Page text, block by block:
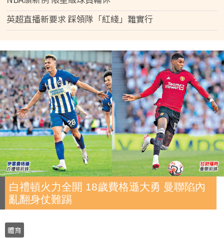
英超直播新要求 踩領隊「紅綫」難實行
白禮頓火力全開 18歲費格遜大勇 曼聯陷內
亂翻身仗難踢
體育